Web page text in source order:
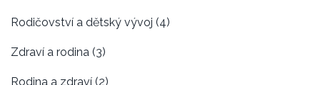
Rodičovství a dětský vývoj (4)
Zdraví a rodina (3)
Rodina a zdraví (2)